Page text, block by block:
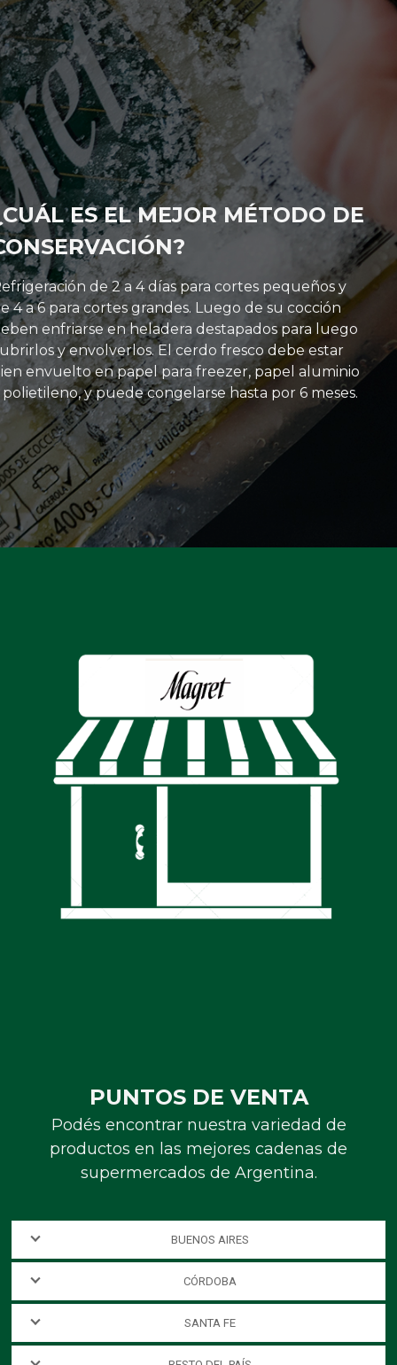
ES EL MEJOR MÉTODO DE
de 2 a 4 días para cortes pequeños y
4 a 6 para cortes grandes. Luego de su cocción
enfriarse en heladera destapados para luego
y envolverlos. El cerdo fresco debe estar
envuelto en papel para freezer, papel aluminio
polietileno, y puede congelarse hasta por 6 meses.
PUNTOS DE VENTA
Podés encontrar nuestra variedad de
productos en las mejores cadenas de
supermercados de Argentina.
BUENOS AIRES
CÓRDOBA
SANTA FE